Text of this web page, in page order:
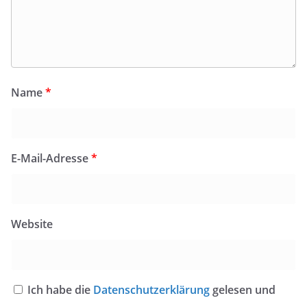
Name*
E-Mail-Adresse*
Website
Ich habe die Datenschutzerklärung gelesen und